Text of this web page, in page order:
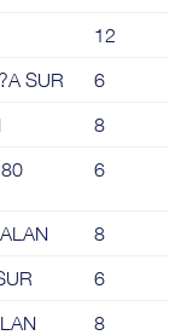
12
SUR 6
8
6
8
6
8